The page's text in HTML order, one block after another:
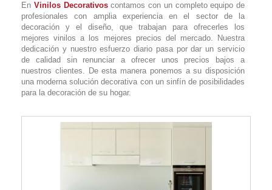
En Vinilos Decorativoscontamos con un completo equipo de
profesionales con amplia experiencia en el sector de la
decoración y el diseño, que trabajan para ofrecerles los
mejores vinilos a los mejores precios del mercado. Nuestra
dedicación y nuestro esfuerzo diario pasa por dar un servicio
de calidad sin renunciar a ofrecer unos precios bajos a
nuestros clientes. De esta manera ponemos a su disposición
una moderna solución decorativa con un sinfín de posibilidades
para la decoración de su hogar.